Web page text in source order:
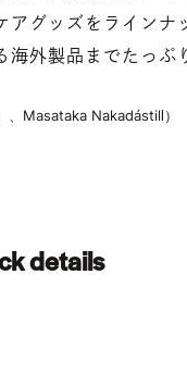
アグッズをラインナ
外製品までたっぷ
Masataka Nakada（still）
details